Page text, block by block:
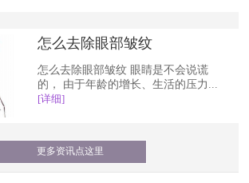
怎么去除眼部皱纹
怎么去除眼部皱纹 眼睛是不会说谎
的， 由于年龄的增长、生活的压力...
[详细]
更多资讯点这里